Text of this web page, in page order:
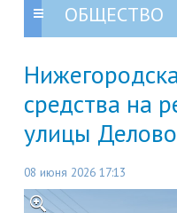
ОБЩЕСТВО
средства на
улицы
08 июня 2026 17:13